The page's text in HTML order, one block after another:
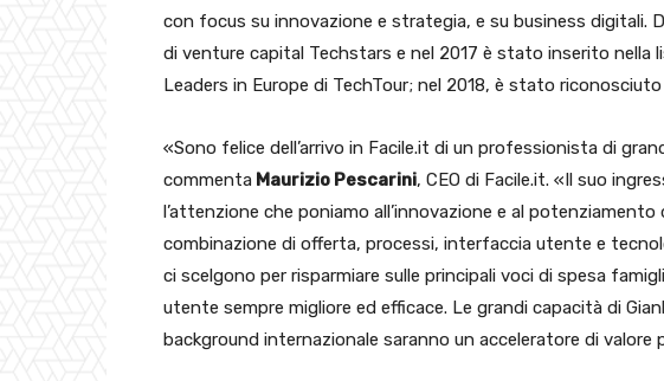
con focus su innovazione e strategia, e su business digitali.
di venture capital Techstars e nel 2017 è stato inserito nella
Leaders in Europe di TechTour; nel 2018, è stato
«Sono felice dell’arrivo in Facile.it di un professionista di
commenta Maurizio Pescarini, CEO di Facile.it. «Il suo
l’attenzione che poniamo all’innovazione e al
combinazione di offerta, processi, interfaccia utente e
ci scelgono per risparmiare sulle principali voci di spesa
utente sempre migliore ed efficace. Le grandi capacità di
background internazionale saranno un acceleratore di valore